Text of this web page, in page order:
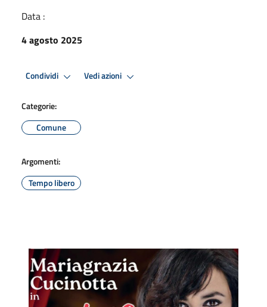
Data :
4 agosto 2025
Condividi Vedi azioni
Categorie:
Comune
Argomenti:
Tempo libero